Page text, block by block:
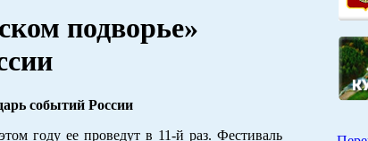
подворье»
событий России
году ее проведут в 11-й раз. Фестиваль